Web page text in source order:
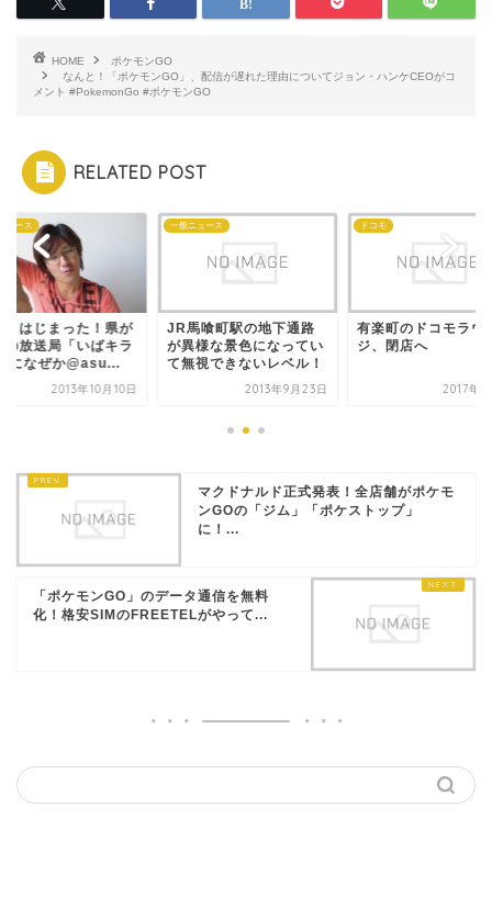
HOME
ポケモンGO
なんと！「ポケモンGO」、配信が遅れた理由についてジョン・ハンケCEOがコ
メント #PokemonGo #ポケモンGO
RELATED POST
ュース
、はじまった！県が
の放送局「いばキラ
になぜか@asu...
2013年10月10日
一般ニュース
JR馬喰町駅の地下通路
が異様な景色になってい
て無視できないレベル！
2013年9月23日
ドコモ
有楽町のドコモラウ
ジ、閉店へ
2017年3
マクドナルド正式発表！全店舗がポケモ
ンGOの「ジム」「ポケストップ」
に！...
「ポケモンGO」のデータ通信を無料
化！格安SIMのFREETELがやって...